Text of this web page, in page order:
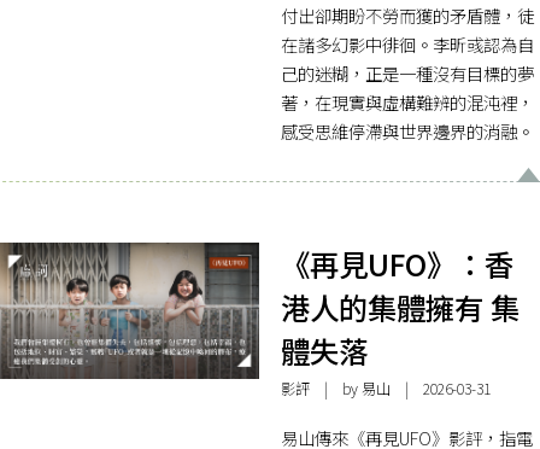
付出卻期盼不勞而獲的矛盾體，徒
在諸多幻影中徘徊。李昕彧認為自
己的迷糊，正是一種沒有目標的夢
著，在現實與虛構難辨的混沌裡，
感受思維停滯與世界邊界的消融。
《再見UFO》：香
港人的集體擁有 集
體失落
影評| by 易山 | 2026-03-31
易山傳來《再見UFO》影評，指電